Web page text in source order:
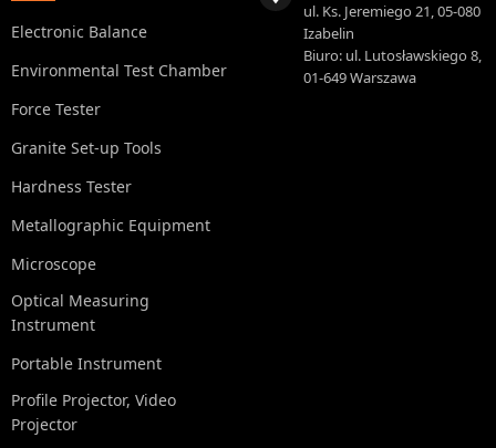
Electronic Balance
Environmental Test Chamber
Force Tester
Granite Set-up Tools
Hardness Tester
Metallographic Equipment
Microscope
Optical Measuring
Instrument
Portable Instrument
Profile Projector, Video
Projector
ul. Ks. Jeremiego 21, 05-080
Izabelin
Biuro: ul. Lutosławskiego 8,
01-649 Warszawa